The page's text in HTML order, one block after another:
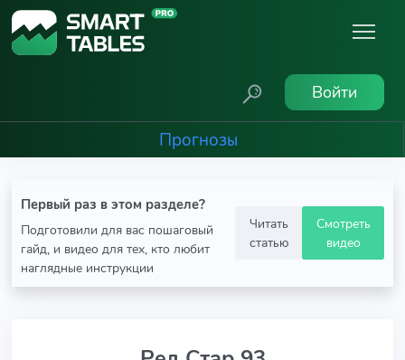
Войти
Прогнозы
Первый раз в этом разделе?
Подготовили для вас пошаговый
гайд, и видео для тех, кто любит
наглядные инструкции
Читать
статью
Смотреть
видео